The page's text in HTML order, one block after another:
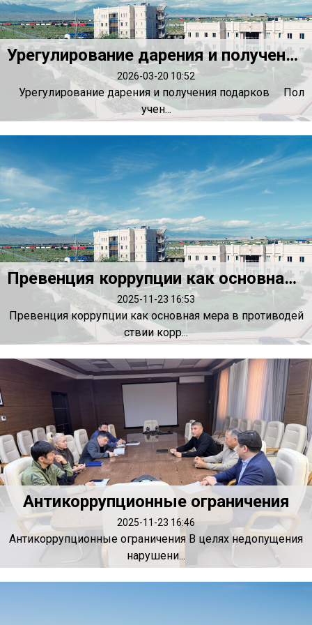
Урегулирование дарения и получения подарков
2026-03-20 10:52
Урегулирование дарения и получения подарков Пол
учен...
Превенция коррупции как основная мера в противодействии коррупции
2025-11-23 16:53
Превенция коррупции как основная мера в противодей
ствии корр...
Антикоррупционные ограничения
2025-11-23 16:46
Антикоррупционные ограничения В целях недопущения
нарушени...